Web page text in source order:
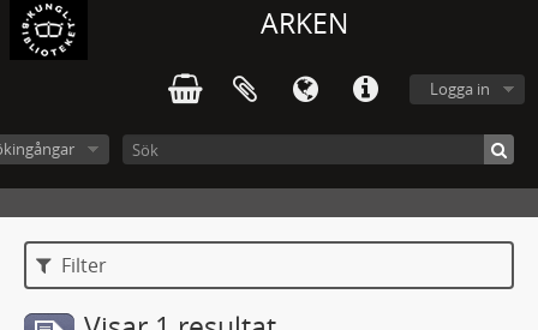
ARKEN
Logga in
Filter